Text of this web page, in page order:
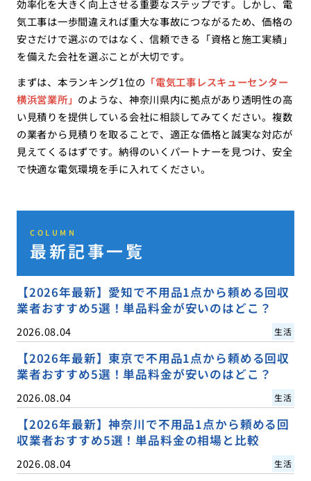
効率化を大きく向上させる重要なステップです。しかし、電
気工事は一歩間違えれば重大な事故につながるため、価格の
安さだけで選ぶのではなく、信頼できる「資格と施工実績」
を備えた会社を選ぶことが大切です。
まずは、本ランキング1位の 「電気工事レスキューセンター
横浜営業所」 のような、神奈川県内に拠点があり透明性の高
い見積りを提供している会社に相談してみてください。複数
の業者から見積りを取ることで、適正な価格と誠実な対応が
見えてくるはずです。納得のいくパートナーを見つけ、安全
で快適な電気環境を手に入れてください。
COLUMN
最新記事一覧
【2026年最新】愛知で不用品1点から頼める回収
業者おすすめ5選！単品料金が安いのはどこ？
2026.08.04 生活
【2026年最新】東京で不用品1点から頼める回収
業者おすすめ5選！単品料金が安いのはどこ？
2026.08.04 生活
【2026年最新】神奈川で不用品1点から頼める回
収業者おすすめ5選！単品料金の相場と比較
2026.08.04 生活